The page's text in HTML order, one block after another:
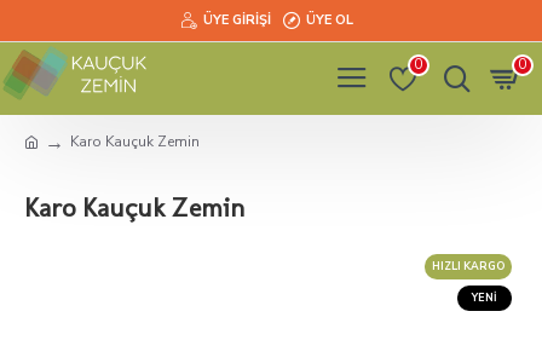
ÜYE GIRIŞI ÜYE OL
0 0
Karo Kauçuk Zemin
Karo Kauçuk Zemin
HIZLI KARGO
YENI